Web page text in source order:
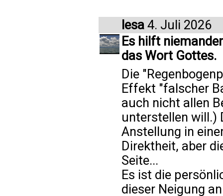
lesa 4. Juli 2026
Es hilft
das Wort Gottes.
Die
Effekt "falscher
auch nicht allen
unterstellen will.)
Anstellung in
Direktheit, aber
Seite...
Es ist die
dieser Neigung